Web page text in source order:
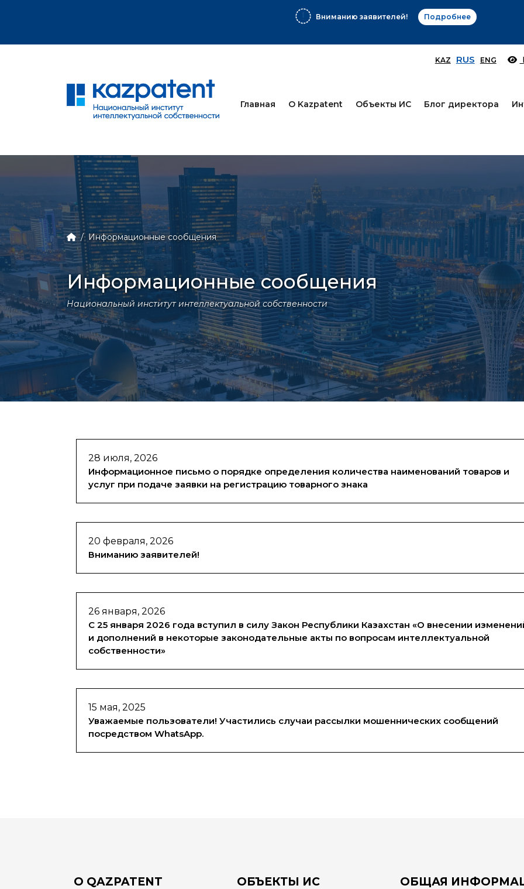
Вниманию заявителей! Подробнее
KAZ RUS ENG
Главная О Kazpatent Объекты ИС Блог директора
Информационные сообщения
Информационные сообщения
Национальный институт интеллектуальной собственности
28 июля, 2026
Информационное письмо о порядке определения количества наименований товаров и
услуг при подаче заявки на регистрацию товарного знака
20 февраля, 2026
Вниманию заявителей!
26 января, 2026
С 25 января 2026 года вступил в силу Закон Республики Казахстан «О внесении
и дополнений в некоторые законодательные акты по вопросам интеллектуальной
собственности»
15 мая, 2025
Уважаемые пользователи! Участились случаи рассылки мошеннических сообщений
посредством WhatsApp.
О QAZPATENT ОБЪЕКТЫ ИС ОБЩАЯ